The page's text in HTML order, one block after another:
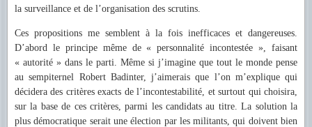
la surveillance et de l’organisation des scrutins.
Ces propositions me semblent à la fois inefficaces et dangereuses.
D’abord le principe même de « personnalité incontestée », faisant
« autorité » dans le parti. Même si j’imagine que tout le monde pense
au sempiternel Robert Badinter, j’aimerais que l’on m’explique qui
décidera des critères exacts de l’incontestabilité, et surtout qui choisira,
sur la base de ces critères, parmi les candidats au titre. La solution la
plus démocratique serait une élection par les militants, qui doivent bien